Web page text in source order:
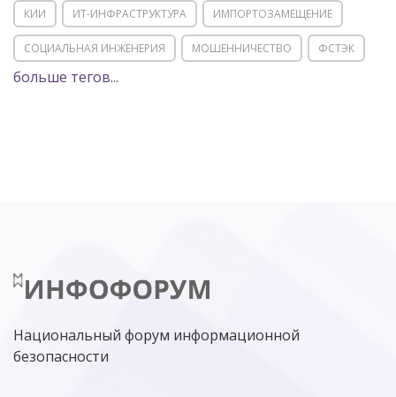
КИИ ИТ-ИНФРАСТРУКТУРА ИМПОРТОЗАМЕЩЕНИЕ
СОЦИАЛЬНАЯ ИНЖЕНЕРИЯ МОШЕННИЧЕСТВО ФСТЭК
POSITIVE TECHNOLOGIES
МИНЦИФРЫ РОССИИ NGFW
больше тегов...
Национальный форум информационной
безопасности